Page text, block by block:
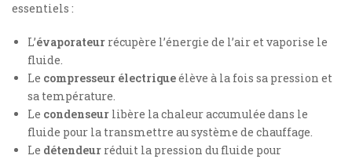
essentiels :
L’évaporateur récupère l’énergie de l’air et vaporise le
fluide.
Le compresseur électriqueélève à la fois sa pression et
sa température.
Le condenseur libère la chaleur accumulée dans le
fluide pour la transmettre au système de chauffage.
Le détendeur réduit la pression du fluide pour